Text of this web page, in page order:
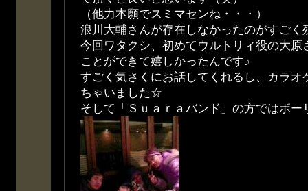
（他力本願でスミマセンね・・・）
浪川大輔さんが存在しなかったのがすごく
今回ワタクシ、初めてウルトリィ役の大原
ことができて嬉しかったんです♪
すごく気さくにお話してくれるし、カラオ
ちゃいました☆
そして「Ｓｕａｒａバンド」の方ではボー